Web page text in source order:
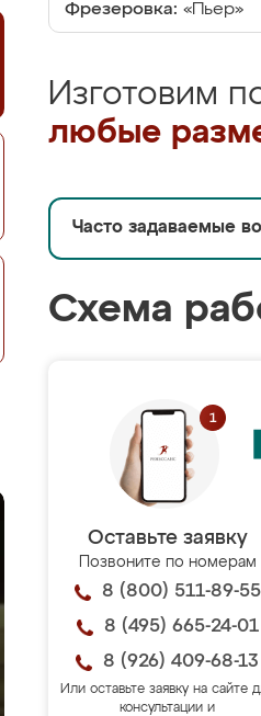
Фрезеровка: «Пьер»
Изготовим
любые
Часто задаваемые
Схема
Оставьте заявку
Позвоните по номерам
8 (800) 511-89-55
8 (495) 665-24-01
8 (926) 409-68-13
Или оставьте заявку на сайте
консультации и